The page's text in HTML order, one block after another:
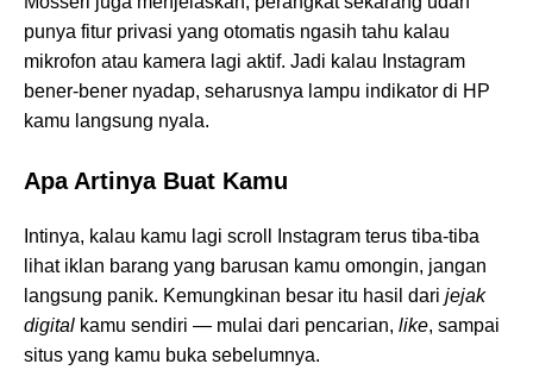
punya fitur privasi yang otomatis ngasih tahu kalau
mikrofon atau kamera lagi aktif. Jadi kalau Instagram
bener-bener nyadap, seharusnya lampu indikator di HP
kamu langsung nyala.
Apa Artinya Buat Kamu
Intinya, kalau kamu lagi scroll Instagram terus tiba-tiba
lihat iklan barang yang barusan kamu omongin, jangan
langsung panik. Kemungkinan besar itu hasil dari jejak
digital kamu sendiri — mulai dari pencarian, like, sampai
situs yang kamu buka sebelumnya.